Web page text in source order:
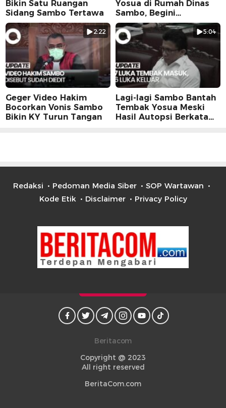
Bikin Satu Ruangan
Sidang Sambo Tertawa
Yosua di Rumah Dinas
Sambo, Begini
Suasananya
2:22
Geger Video Hakim
Bocorkan Vonis Sambo
Bikin KY Turun Tangan
5:04
Lagi-lagi Sambo Bantah
Tembak Yosua Meski
Hasil Autopsi Berkata
Redaksi Pedoman Media Siber
SOP Wartawan
Kode Etik
Disclaimer Privacy Policy
Beritacom
Copyright @ 2023
All right reserved
BeritaCom.com